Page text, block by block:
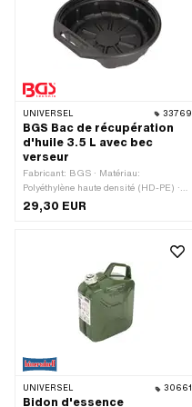
UNIVERSEL 33769
BGS Bac de récupération
d'huile 3.5 L avec bec
verseur
Fabricant: BGS · Matériau:
Polyéthylène haute densité (HD-PE) ·
Capacité: 3500 ml · Hauteur: 90 mm ·
Diamètre: 330 mm · Couleur: noir
29,30 EUR
UNIVERSEL 30661
Bidon d'essence